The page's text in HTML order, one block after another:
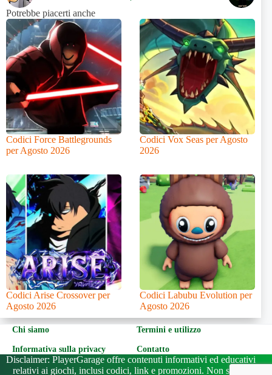
Potrebbe piacerti anche
Codici Force Battlegrounds
per Agosto 2026
Codici Vox Seas per Agosto
2026
Codici Arise Crossover per
Agosto 2026
Codici Labubu Evolution per
Agosto 2026
Chi siamo
Termini e utilizzo
Informativa sulla privacy
Contatto
Disclaimer: PlayerGarage offre contenuti informativi ed educativi
relativi ai giochi, inclusi codici, link e promozioni. Non siamo